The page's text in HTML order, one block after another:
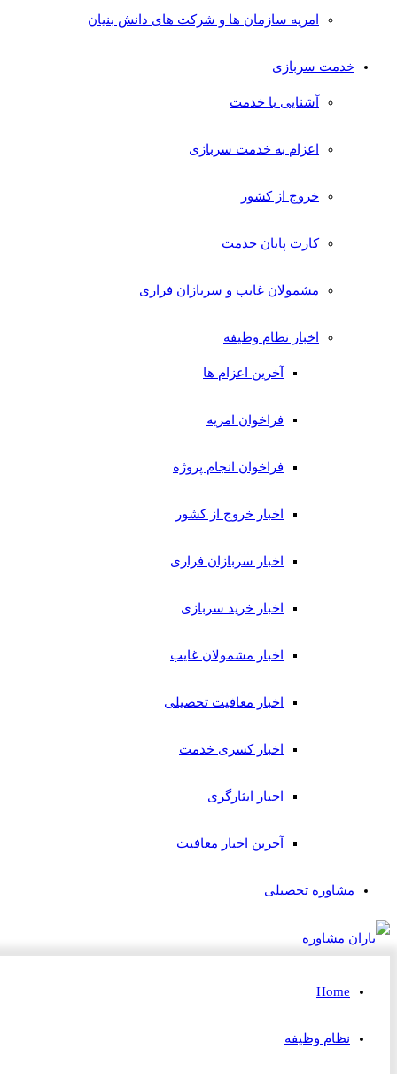
امریه سازمان ها و شرکت های دانش بنیان
خدمت سربازی
آشنایی با خدمت
اعزام به خدمت سربازی
خروج از کشور
کارت پایان خدمت
مشمولان غایب و سربازان فراری
اخبار نظام وظیفه
آخرین اعزام ها
فراخوان امریه
فراخوان انجام پروژه
اخبار خروج از کشور
اخبار سربازان فراری
اخبار خرید سربازی
اخبار مشمولان غایب
اخبار معافیت تحصیلی
اخبار کسری خدمت
اخبار ایثارگری
آخرین اخبار معافیت
مشاوره تحصیلی
Home
نظام وظیفه